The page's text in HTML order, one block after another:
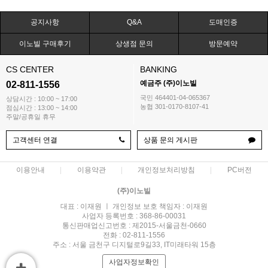
공지사항 Q&A 도매인증
이노빌 구매후기 상생점 문의 방문예약
CS CENTER
02-811-1556
상담시간 : 10:00 ~ 17:00
점심시간 : 13:00 ~ 14:00
주말/공휴일 휴무
BANKING
예금주 (주)이노빌
국민 464401-04-065367
농협 301-0170-8107-41
고객센터 연결 상품 문의 게시판
이용안내 이용약관 개인정보처리방침 PC버전
(주)이노빌
대표 : 이재원 ㅣ 개인정보 보호 책임자 : 이재원
사업자 등록번호 : 368-86-00031
통신판매업신고번호 : 제2015-서울금천-0660
전화 : 02-811-1556
주소 : 서울 금천구 디지털로9길33, IT미래타워 15층
사업자정보확인